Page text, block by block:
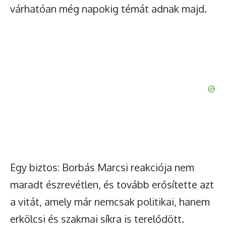
várhatóan még napokig témát adnak majd.
Egy biztos: Borbás Marcsi reakciója nem
maradt észrevétlen, és tovább erősítette azt
a vitát, amely már nemcsak politikai, hanem
erkölcsi és szakmai síkra is terelődött.